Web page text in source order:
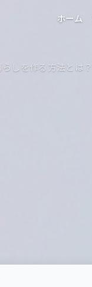
ホーム
しを作る方法とは？